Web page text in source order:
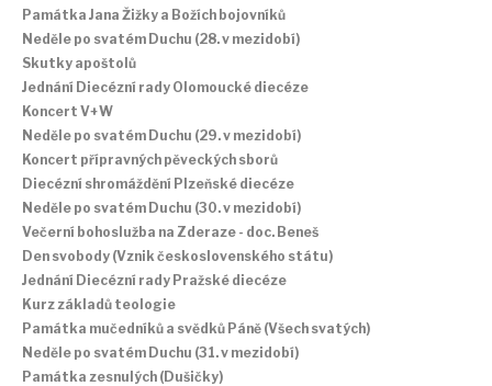
Památka Jana Žižky a Božích bojovníků
Neděle po svatém Duchu (28. v mezidobí)
Skutky apoštolů
Jednání Diecézní rady Olomoucké diecéze
Koncert V+W
Neděle po svatém Duchu (29. v mezidobí)
Koncert přípravných pěveckých sborů
Diecézní shromáždění Plzeňské diecéze
Neděle po svatém Duchu (30. v mezidobí)
Večerní bohoslužba na Zderaze - doc. Beneš
Den svobody (Vznik československého státu)
Jednání Diecézní rady Pražské diecéze
Kurz základů teologie
Památka mučedníků a svědků Páně (Všech svatých)
Neděle po svatém Duchu (31. v mezidobí)
Památka zesnulých (Dušičky)